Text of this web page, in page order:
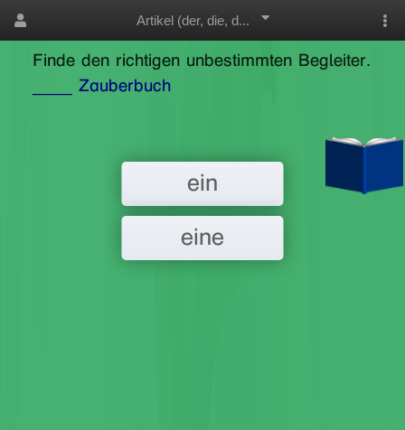
Artikel (der, die, d...
Finde den richtigen unbestimmten Begleiter.
____ Zauberbuch
ein
eine